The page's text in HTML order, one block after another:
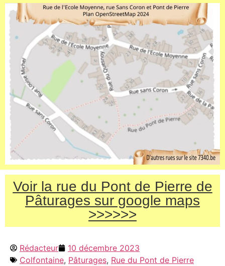
Voir la rue du Pont de Pierre de
Pâturages sur google maps
>>>>>>
Rédacteur
10 décembre 2023
Colfontaine, Pâturages, Rue du Pont de Pierre